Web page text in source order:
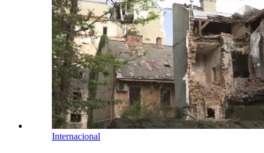
Internacional